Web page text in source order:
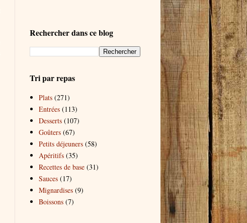
Rechercher dans ce blog
Tri par repas
Plats (271)
Entrées (113)
Desserts (107)
Goûters (67)
Petits déjeuners (58)
Apéritifs (35)
Recettes de base (31)
Sauces (17)
Mignardises (9)
Boissons (7)